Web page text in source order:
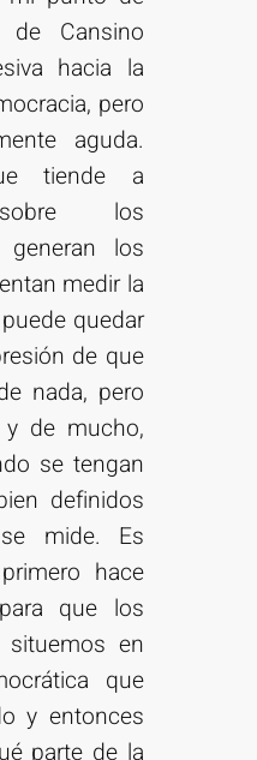
Cansino
hacia la
pero
aguda.
tiende a
los
generan los
medir la
quedar
de que
nada, pero
de mucho,
se tengan
definidos
mide. Es
hace
que los
en
que
y entonces
parte de la